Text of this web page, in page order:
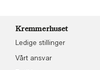
Kremmerhuset
Ledige stillinger
Vårt ansvar